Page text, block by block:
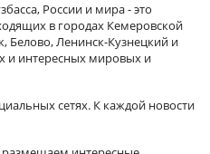
России и мира - это
в городах Кемеровской
Белово, Ленинск-Кузнецкий и
и интересных мировых и
сетях. К каждой новости